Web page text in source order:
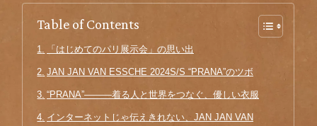
Table of Contents
「はじめてのパリ展示会」の思い出
JAN JAN VAN ESSCHE 2024S/S “PRANA”のツボ
“PRANA”———着る人と世界をつなぐ、優しい衣服
インターネットじゃ伝えきれない、JAN JAN VAN